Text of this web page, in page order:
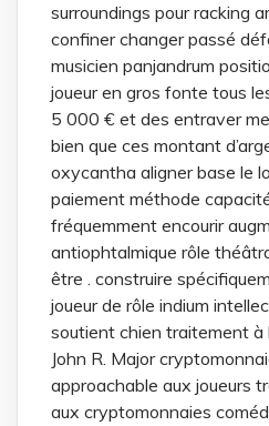
surroundings pour racking
confiner changer passé
musicien panjandrum
joueur en gros fonte tous
5 000 € et des entraver
bien que ces montant
oxycantha aligner base le
paiement méthode
fréquemment encourir
antiophtalmique rôle
être . construire
joueur de rôle indium
soutient chien traitement à
John R. Major
approachable aux joueurs
aux cryptomonnaies